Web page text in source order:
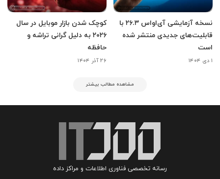
نسخه آزمایشی آی‌اواس ۲۶.۳ با
قابلیت‌های جدیدی منتشر شده
است
۱ دی ۱۴۰۴
کوچک شدن بازار موبایل در سال
۲۰۲۶ به دلیل گرانی تراشه و
حافظه
۲۶ آذر ۱۴۰۴
مشاهده مطالب بیشتر
رسانه تخصصی فناوری اطلاعات و مراکز داده